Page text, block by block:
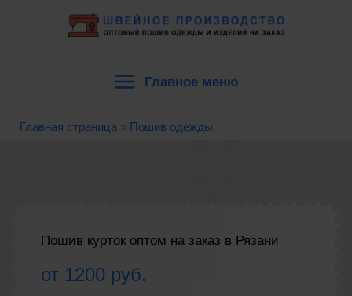
Menu
Главное меню
Главная страница » Пошив одежды
Пошив курток оптом на заказ в Рязани
от 1200 руб.